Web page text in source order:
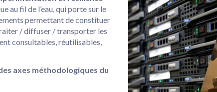
au fil de l’eau, qui porte sur le
permettant de constituer
/ diffuser / transporter les
consultables, réutilisables,
axes méthodologiques du